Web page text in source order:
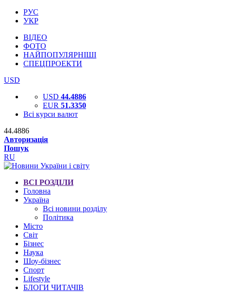
РУС
УКР
ВІДЕО
ФОТО
НАЙПОПУЛЯРНІШІ
СПЕЦПРОЕКТИ
USD
USD 44.4886
EUR 51.3350
Всі курси валют
44.4886
Авторизація
Пошук
RU
ВСІ РОЗДІЛИ
Головна
Україна
Всі новини розділу
Політика
Місто
Світ
Бізнес
Наука
Шоу-бізнес
Спорт
Lifestyle
БЛОГИ ЧИТАЧІВ